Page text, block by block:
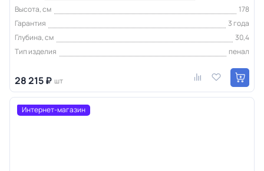
Высота, см
178
Гарантия
3 года
Глубина, см
30,4
Тип изделия
пенал
28 215 ₽ шт
Интернет-магазин